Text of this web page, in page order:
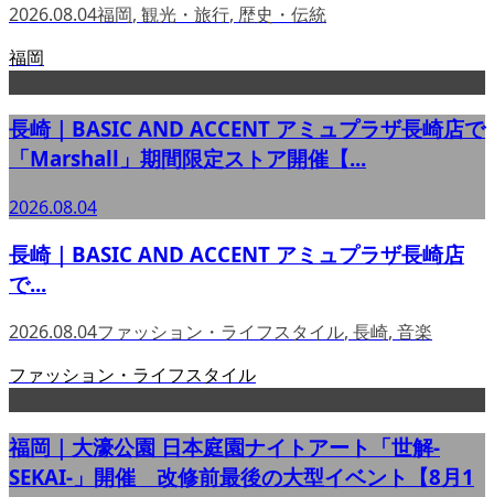
2026.08.04福岡, 観光・旅行, 歴史・伝統
福岡
長崎｜BASIC AND ACCENT アミュプラザ長崎店で
「Marshall」期間限定ストア開催【...
2026.08.04
長崎｜BASIC AND ACCENT アミュプラザ長崎店
で...
2026.08.04ファッション・ライフスタイル, 長崎, 音楽
ファッション・ライフスタイル
福岡｜大濠公園 日本庭園ナイトアート「世解-
SEKAI-」開催 改修前最後の大型イベント【8月1